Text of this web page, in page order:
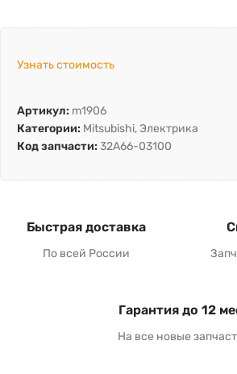
Узнать стоимость
Артикул: m1906
Категории: Mitsubishi,Электрика
Код запчасти: 32A66-03100
Быстрая доставка
По всей России
Гарантия до 12
На все новые